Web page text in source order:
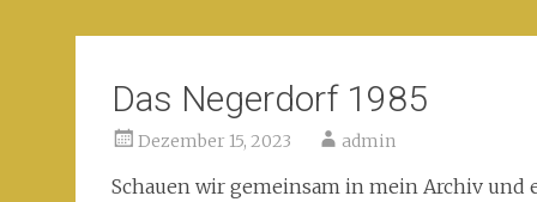
Das Negerdorf 1985
Dezember 15, 2023 admin
Schauen wir gemeinsam in mein Archiv und